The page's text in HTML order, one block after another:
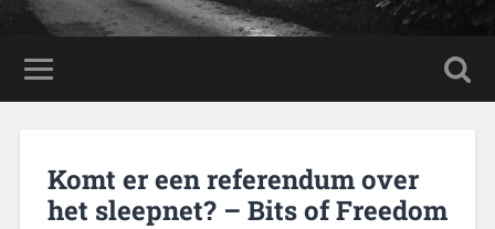
Komt er een referendum over
het sleepnet? – Bits of Freedom